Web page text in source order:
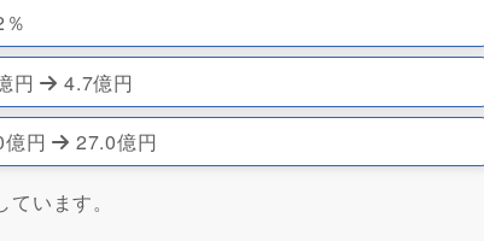
円 4.7億円
億円 27.0億円
います。